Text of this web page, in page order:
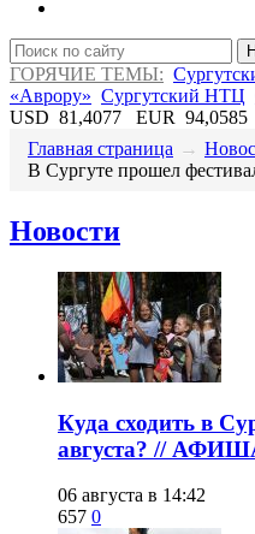
ГОРЯЧИЕ ТЕМЫ:
«Аврору» Сургутский НТЦ
USD 81,4077 EUR 94,0585
Главная страница →
​В Сургуте прошел
Новости
​Куда сходить в
августа? //
06 августа в 14:42
657 0